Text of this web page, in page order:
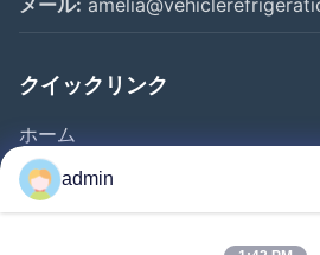
クイックリンク
ホーム
製品
動画
admin